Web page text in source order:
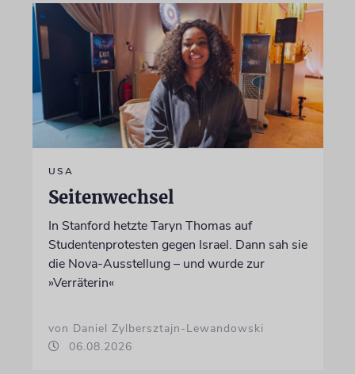
USA
Seitenwechsel
In Stanford hetzte Taryn Thomas auf
Studentenprotesten gegen Israel. Dann sah sie
die Nova-Ausstellung – und wurde zur
»Verräterin«
von Daniel Zylbersztajn-Lewandowski
06.08.2026